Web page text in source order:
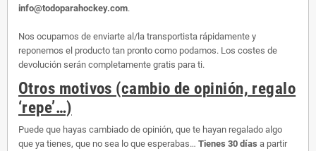
info@todoparahockey.com.
Nos ocupamos de enviarte al/la transportista rápidamente y
reponemos el producto tan pronto como podamos. Los costes de
devolución serán completamente gratis para ti.
Otros motivos (cambio de opinión, regalo
‘repe’…)
Puede que hayas cambiado de opinión, que te hayan regalado algo
que ya tienes, que no sea lo que esperabas… Tienes 30 días a partir